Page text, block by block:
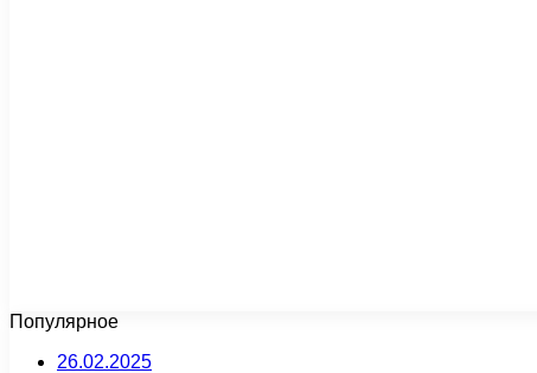
Популярное
26.02.2025